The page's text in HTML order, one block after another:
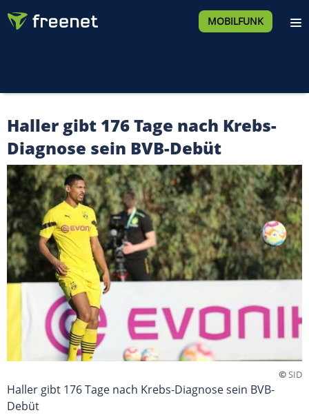
MOBILFUNK
Haller gibt 176 Tage nach Krebs-
Diagnose sein BVB-Debüt
©SID
Haller gibt 176 Tage nach Krebs-Diagnose sein BVB-
Debüt